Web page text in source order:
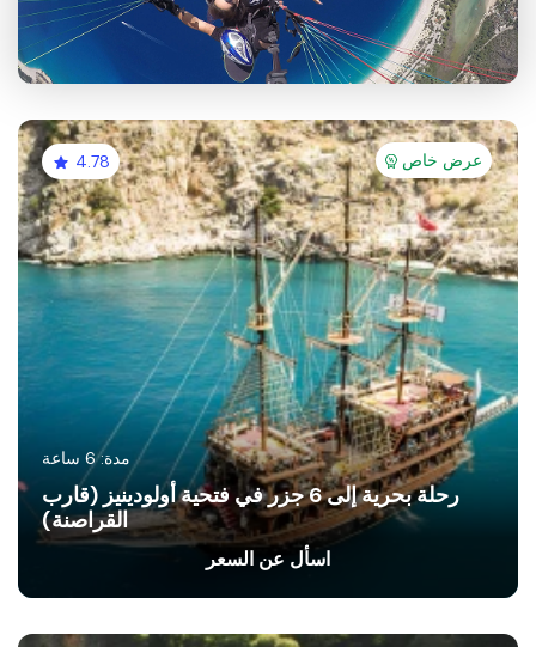
4.78 عرض خاص
مدة: 6 ساعة
رحلة بحرية إلى 6 جزر في فتحية أولودينيز (قارب
القراصنة)
اسأل عن السعر